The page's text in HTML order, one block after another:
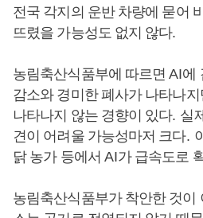
전국 각지의 운반 차량에 묻어
뜨렸을 가능성도 없지 않다.
농림축산식품부에 따르면AI에
감소와 경미한 폐사가 나타나지
나타나지 않는 경향이 있다. 실
견이 어려울 가능성마저 크다.
닭 농가 등에서 AI가 급속도로
농림축산식품부가 착안한 것이